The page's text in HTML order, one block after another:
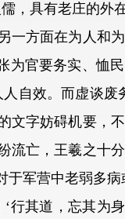
，具有老庄的
一方面在为人和
为官要务实、恤
自效。而虚谈
文字妨碍机要，
流亡，王羲之十
军营中老弱多
其道，忘其为